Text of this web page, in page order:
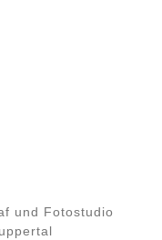
und Fotostudio